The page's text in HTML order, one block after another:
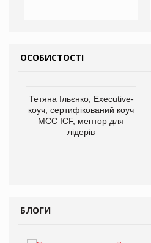
ОСОБИСТОСТІ
Тетяна Ільєнко, Executive-
коуч, сертифікований коуч
МСС ICF, ментор для
лідерів
БЛОГИ